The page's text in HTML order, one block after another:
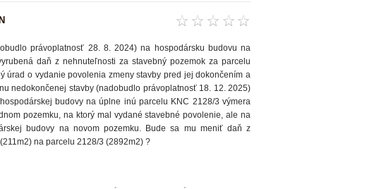
právoplatnosť 28. 8. 2024) na hospodársku budovu na
daň z nehnuteľnosti za stavebný pozemok za parcelu
úrad o vydanie povolenia zmeny stavby pred jej dokončením a
nedokončenej stavby (nadobudlo právoplatnosť 18. 12. 2025)
budovy na úplne inú parcelu KNC 2128/3 výmera
pozemku, na ktorý mal vydané stavebné povolenie, ale na
budovy na novom pozemku. Bude sa mu meniť daň z
na parcelu 2128/3 (2892m2) ?